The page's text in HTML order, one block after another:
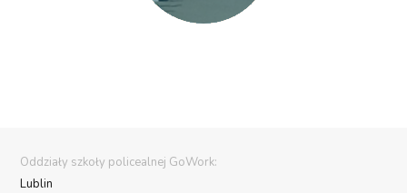
Oddziały szkoły policealnej GoWork:
Lublin